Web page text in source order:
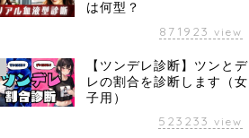
は何型？
871923 view
【ツンデレ診断】ツンとデ
レの割合を診断します（女
子用）
523233 view